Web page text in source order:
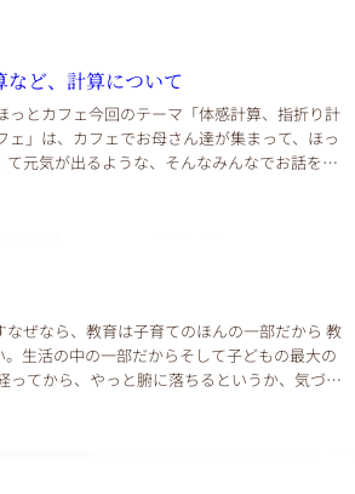
ど、計算について
とカフェ今回のテーマ「体感計算、指折り計
」は、カフェでお母さん達が集まって、ほっ
元気が出るような、そんなみんなでお話をす
ぜなら、教育は子育てのほんの一部だから 教
生活の中の一部だからそして子どもの最大の
てから、やっと腑に落ちるというか、気づけ